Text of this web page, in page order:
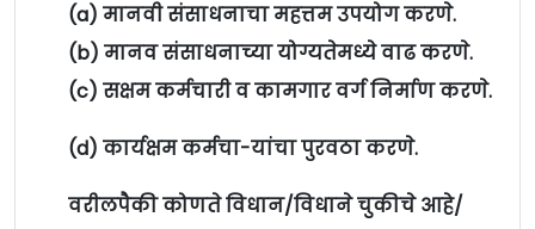
(a) मानवी संसाधनाचा महत्तम उपयोग करणे.
(b) मानव संसाधनाच्या योग्यतेमध्ये वाढ करणे.
(c) सक्षम कर्मचारी व कामगार वर्ग निर्माण करणे.
(d) कार्यक्षम कर्मचा-यांचा पुरवठा करणे.
वरीलपैकी कोणते विधान/विधाने चुकीचे आहे/